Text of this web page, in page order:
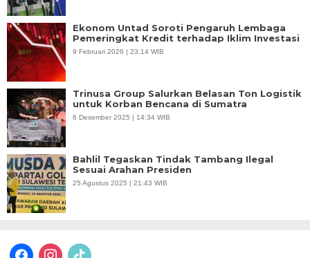
Ekonom Untad Soroti Pengaruh Lembaga
Pemeringkat Kredit terhadap Iklim Investasi
9 Februari 2026 | 23:14 WIB
Trinusa Group Salurkan Belasan Ton Logistik
untuk Korban Bencana di Sumatra
6 Desember 2025 | 14:34 WIB
Bahlil Tegaskan Tindak Tambang Ilegal
Sesuai Arahan Presiden
25 Agustus 2025 | 21:43 WIB
facebookinstagram
tiktok